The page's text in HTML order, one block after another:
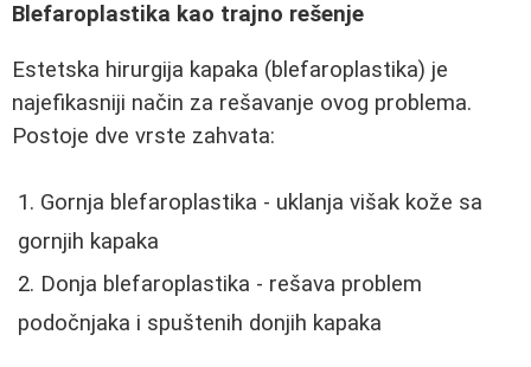
Blefaroplastika kao trajno rešenje
Estetska hirurgija kapaka (blefaroplastika) je
najefikasniji način za rešavanje ovog problema.
Postoje dve vrste zahvata:
Gornja blefaroplastika - uklanja višak kože sa
gornjih kapaka
Donja blefaroplastika - rešava problem
podočnjaka i spuštenih donjih kapaka